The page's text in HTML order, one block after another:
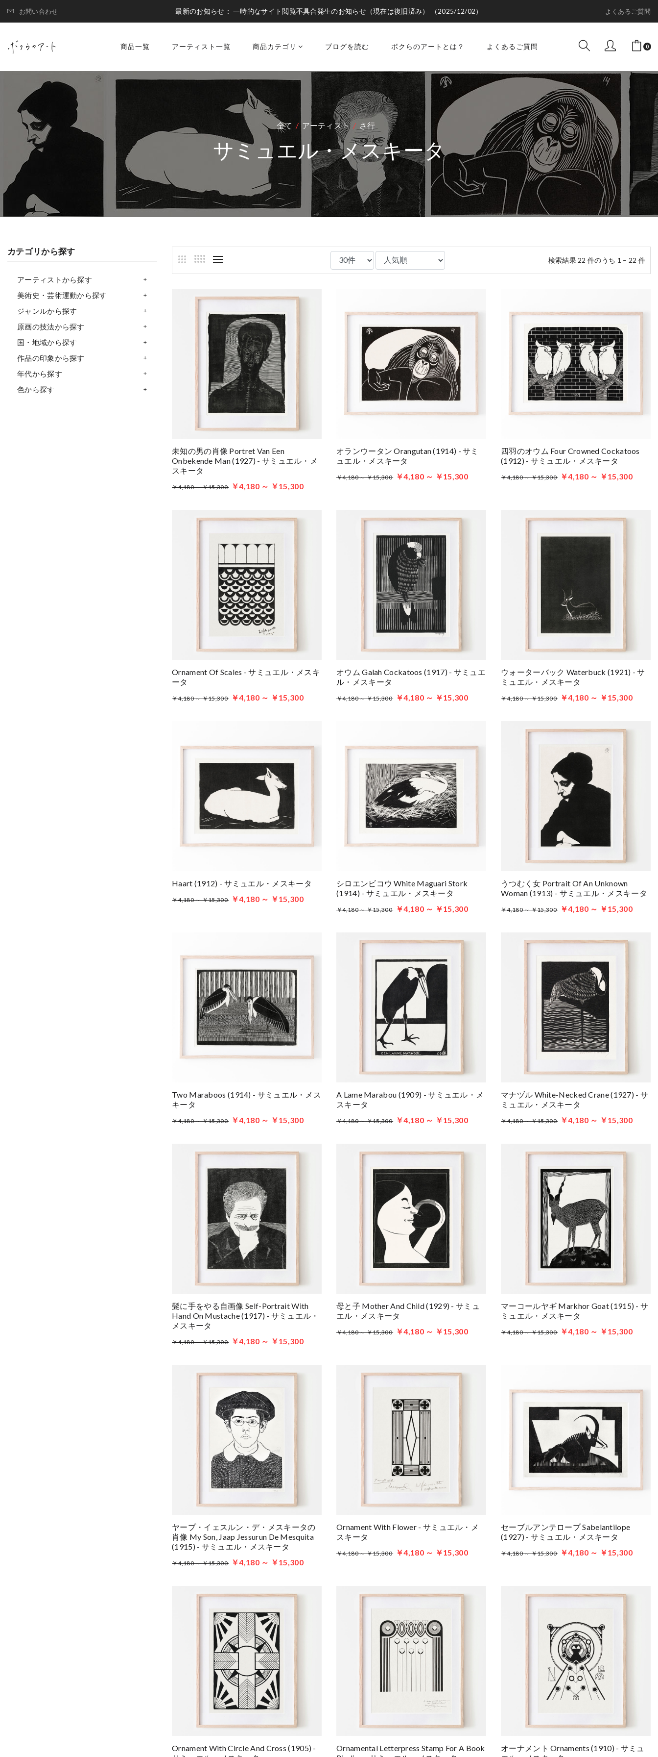
お問い合わせ 最新のお知らせ：一時的なサイト閲覧不具合発生のお知らせ（現在は復旧済み） （2025/12/02） よくあるご質問
商品一覧 アーティスト一覧 商品カテゴリ ブログを読む ボクらのアートとは？ よくあるご質問 0
全て アーティスト さ行
サミュエル・メスキータ
カテゴリから探す
アーティストから探す
美術史・芸術運動から探す
ジャンルから探す
原画の技法から探す
国・地域から探す
作品の印象から探す
年代から探す
色から探す
検索結果 22 件のうち 1 – 22 件
未知の男の肖像 Portret Van Een
Onbekende Man (1927) - サミュエル・メ
スキータ
￥4,180 ～ ￥15,300 ￥4,180 ～ ￥15,300
オランウータン Orangutan (1914) - サミ
ュエル・メスキータ
￥4,180 ～ ￥15,300 ￥4,180 ～ ￥15,300
四羽のオウム Four Crowned Cockatoos
(1912) - サミュエル・メスキータ
￥4,180 ～ ￥15,300 ￥4,180 ～ ￥15,300
Ornament Of Scales - サミュエル・メスキ
ータ
￥4,180 ～ ￥15,300 ￥4,180 ～ ￥15,300
オウム Galah Cockatoos (1917) - サミュエ
ル・メスキータ
￥4,180 ～ ￥15,300 ￥4,180 ～ ￥15,300
ウォーターバック Waterbuck (1921) - サ
ミュエル・メスキータ
￥4,180 ～ ￥15,300 ￥4,180 ～ ￥15,300
Haart (1912) - サミュエル・メスキータ
￥4,180 ～ ￥15,300 ￥4,180 ～ ￥15,300
シロエンビコウ White Maguari Stork
(1914) - サミュエル・メスキータ
￥4,180 ～ ￥15,300 ￥4,180 ～ ￥15,300
うつむく女 Portrait Of An Unknown
Woman (1913) - サミュエル・メスキータ
￥4,180 ～ ￥15,300 ￥4,180 ～ ￥15,300
Two Maraboos (1914) - サミュエル・メス
キータ
￥4,180 ～ ￥15,300 ￥4,180 ～ ￥15,300
A Lame Marabou (1909) - サミュエル・メ
スキータ
￥4,180 ～ ￥15,300 ￥4,180 ～ ￥15,300
マナヅル White-Necked Crane (1927) - サ
ミュエル・メスキータ
￥4,180 ～ ￥15,300 ￥4,180 ～ ￥15,300
髭に手をやる自画像 Self-Portrait With
Hand On Mustache (1917) - サミュエル・
メスキータ
￥4,180 ～ ￥15,300 ￥4,180 ～ ￥15,300
母と子 Mother And Child (1929) - サミュ
エル・メスキータ
￥4,180 ～ ￥15,300 ￥4,180 ～ ￥15,300
マーコールヤギ Markhor Goat (1915) - サ
ミュエル・メスキータ
￥4,180 ～ ￥15,300 ￥4,180 ～ ￥15,300
ヤープ・イェスルン・デ・メスキータの
肖像 My Son, Jaap Jessurun De Mesquita
(1915) - サミュエル・メスキータ
￥4,180 ～ ￥15,300 ￥4,180 ～ ￥15,300
Ornament With Flower - サミュエル・メ
スキータ
￥4,180 ～ ￥15,300 ￥4,180 ～ ￥15,300
セーブルアンテロープ Sabelantilope
(1927) - サミュエル・メスキータ
￥4,180 ～ ￥15,300 ￥4,180 ～ ￥15,300
Ornament With Circle And Cross (1905) -
Ornamental Letterpress Stamp For A Book
オーナメント Ornaments (1910) - サミュ